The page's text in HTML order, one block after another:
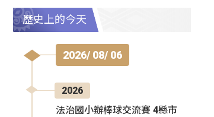
歷史上的今天
2026/ 08/ 06
2026
法治國小辦棒球交流賽 4縣市